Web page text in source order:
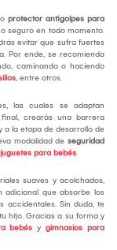
protector antigolpes para
seguro en todo momento.
evitar que sufra fuertes
Por ende, se recomienda
caminando o haciendo
, entre otros.
las cuales se adaptan
crearás una barrera
a la etapa de desarrollo de
modalidad de seguridad
juguetes para bebés.
suaves y acolchados,
que absorbe los
accidentales. Sin duda, te
hijo. Gracias a su forma y
bebés y gimnasios para